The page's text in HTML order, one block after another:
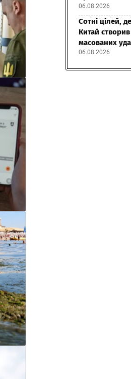
06.08.2026
Сотні цілей,
Китай
масованих
06.08.2026